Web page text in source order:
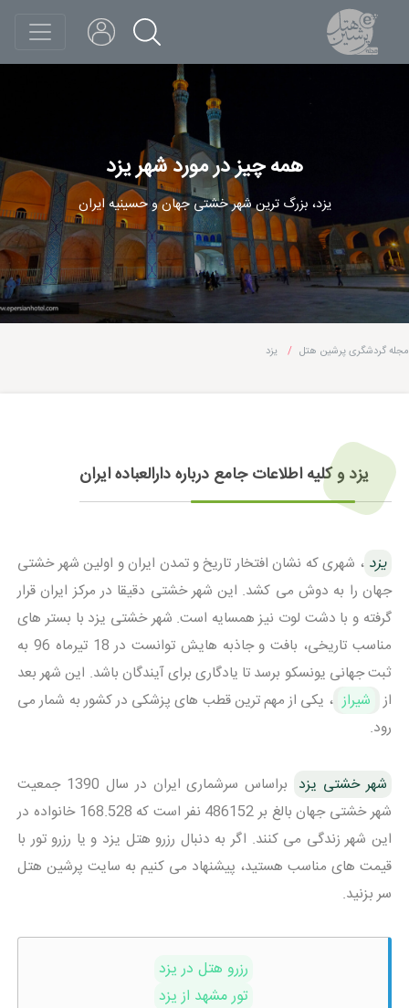
همه چیز در مورد شهر یزد
یزد، بزرگ ترین شهر خشتی جهان و حسینیه ایران
مجله گردشگری پرشین هتل یزد
یزد و کلیه اطلاعات جامع درباره دارالعباده ایران
یزد ، شهری که نشان افتخار تاریخ و تمدن ایران و اولین شهر خشتی
جهان را به دوش می کشد. این شهر خشتی دقیقا در مرکز ایران قرار
گرفته و با دشت لوت نیز همسایه است. شهر خشتی یزد با بستر های
مناسب تاریخی، بافت و جاذبه هایش توانست در 18 تیرماه 96 به
ثبت جهانی یونسکو برسد تا یادگاری برای آیندگان باشد. این شهر بعد
از شیراز ، یکی از مهم ترین قطب های پزشکی در کشور به شمار می
رود.
شهر خشتی یزد
براساس سرشماری ایران در سال 1390 جمعیت
شهر خشتی جهان بالغ بر 486152 نفر است که 168.528 خانواده در
این شهر زندگی می کنند. اگر به دنبال رزرو هتل یزد و یا رزرو تور با
قیمت های مناسب هستید، پیشنهاد می کنیم به سایت پرشین هتل
سر بزنید.
رزرو هتل در یزد
تور مشهد از یزد